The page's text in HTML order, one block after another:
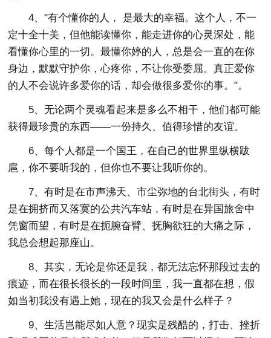
4、"有个懂你的人， 是最大的幸福。这个人，不一
定十全十美，但他能读懂你，能走进你的心灵深处，能
看懂你心里的一切。最懂你婷的人，总是会一直的在你
身边，默默守护你，心疼你，不让你受委屈。真正爱你
的人不会说许多爱你的话，却会做很多爱你的事。"。
5、无论两个灵魂看起来是多么不相干，他们都可能
获得最珍贵的东西——一份持久、值得珍惜的友谊。
6、每个人都是一个国王，在自己的世界里纵横跋
扈，你不要听我的，但你也不要让我听你的。
7、有时是在市声沸天、市尘弥地的台北街头，有时
是在拥挤而又落寞的公共汽车站，有时是在异国旅舍中
凭窗而望，有时是在扼腕奋臂、抚胸欲狂的大痛之际，
我总会想起那座山。
8、其实，无论是你还是我，都无法忘怀那段过去的
痕迹，而在很长很长的一段时间里，我一直都在想，假
如当初我没有遇上她，现在的我又会是什么样子？
9、生活岂能尽如人意？现实是残酷的，打击、挫折